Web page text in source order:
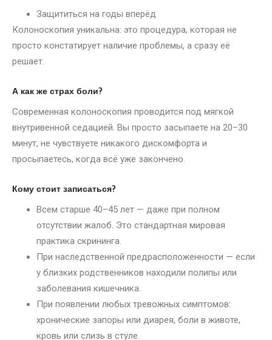
Защититься на годы вперёд
Колоноскопия уникальна: это процедура, которая не
просто констатирует наличие проблемы, а сразу её
решает.
А как же страх боли?
Современная колоноскопия проводится под мягкой
внутривенной седацией. Вы просто засыпаете на 20–30
минут, не чувствуете никакого дискомфорта и
просыпаетесь, когда всё уже закончено.
Кому стоит записаться?
Всем старше 40–45 лет — даже при полном
отсутствии жалоб. Это стандартная мировая
практика скрининга.
При наследственной предрасположенности — если
у близких родственников находили полипы или
заболевания кишечника.
При появлении любых тревожных симптомов:
хронические запоры или диарея, боли в животе,
кровь или слизь в стуле.